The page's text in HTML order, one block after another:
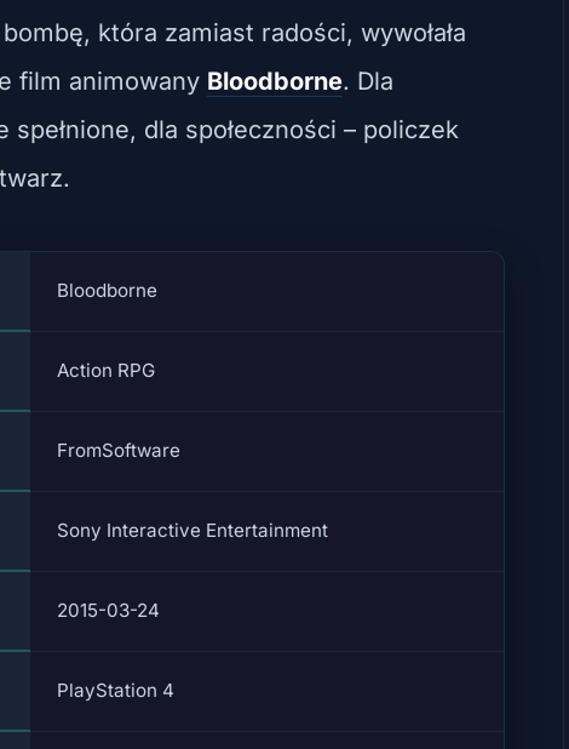
która zamiast radości, wywołała
film animowany Bloodborne. Dla
dla społeczności – policzek
Bloodborne
Action RPG
FromSoftware
Sony Interactive Entertainment
2015-03-24
PlayStation 4